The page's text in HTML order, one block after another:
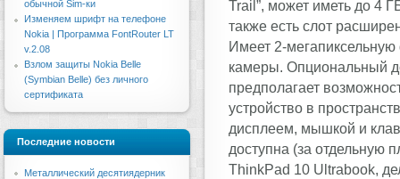
Trail”, может иметь до 4
также есть слот
Имеет 2-
камеры. Опциональный
предполагает
устройство в
дисплеем, мышкой и
доступна (за отдельную
ThinkPad 10 Ultrabook,
обычной Sim-ки
Изменяем шрифт на телефоне
Nokia | Программа FontRouter LT
v.2.08
Взлом защиты Nokia Belle
(Symbian Belle) без личного
сертификата
Последние новости
Металлический десятиядерник